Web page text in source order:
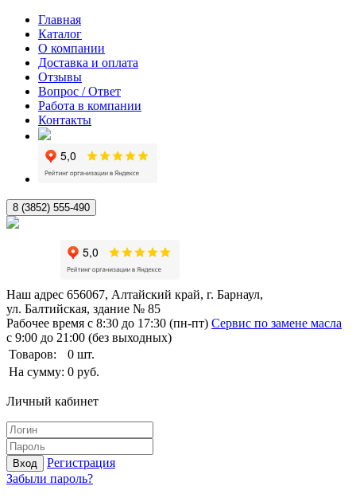
Главная
Каталог
О компании
Доставка и оплата
Отзывы
Вопрос / Ответ
Работа в компании
Контакты
8 (3852) 555-490
Наш адрес 656067, Алтайский край, г. Барнаул,
ул. Балтийская, здание № 85
Рабочее время с 8:30 до 17:30 (пн-пт) Сервис по замене масла
с 9:00 до 21:00 (без выходных)
Товаров:
0 шт.
На сумму: 0 руб.
Личный кабинет
Вход
Регистрация
Забыли пароль?